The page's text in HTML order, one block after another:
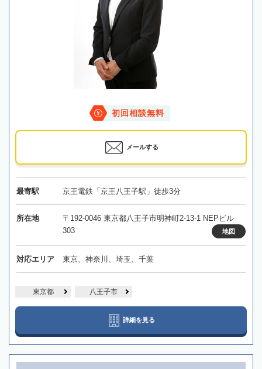
初回相談無料
メールする
最寄駅 京王電鉄「京王八王子駅」徒歩3分
所在地
〒192-0046 東京都八王子市明神町2-13-1 NEPビル
303
地図
対応エリア 東京、神奈川、埼玉、千葉
東京都 八王子市
詳細を見る